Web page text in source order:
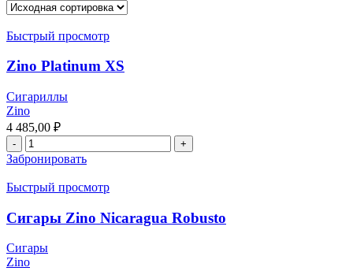
Быстрый просмотр
Zino Platinum XS
Сигариллы
Zino
4 485,00 ₽
Забронировать
Быстрый просмотр
Сигары Zino Nicaragua Robusto
Сигары
Zino